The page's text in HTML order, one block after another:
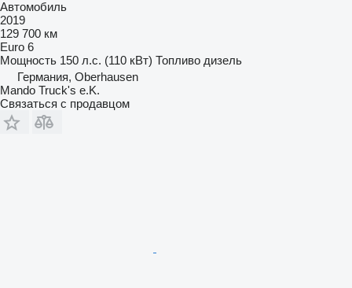
Автомобиль
2019
129 700 км
Euro 6
Мощность 150 л.с. (110 кВт) Топливо дизель
Германия, Oberhausen
Mando Truck's e.K.
Связаться с продавцом